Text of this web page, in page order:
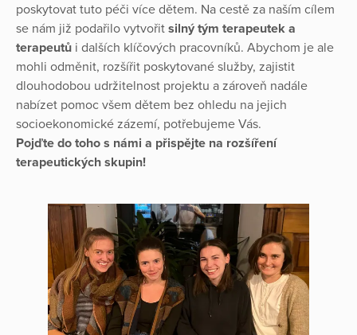
poskytovat tuto péči více dětem. Na cestě za naším cílem
se nám již podařilo vytvořit silný tým terapeutek a
terapeutů i dalších klíčových pracovníků. Abychom je ale
mohli odměnit, rozšířit poskytované služby, zajistit
dlouhodobou udržitelnost projektu a zároveň nadále
nabízet pomoc všem dětem bez ohledu na jejich
socioekonomické zázemí, potřebujeme Vás.
Pojďte do toho s námi a přispějte na rozšíření
terapeutických skupin!